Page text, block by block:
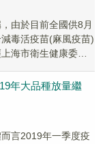
由於目前全國供8月
毒活疫苗(麻風疫苗)
海市衛生健康委同
年大品種放量繼
言2019年一季度疫